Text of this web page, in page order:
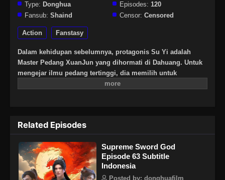
Type: Donghua Episodes: 120
Fansub: Shaind Censor: Censored
Action Fanstasy
Dalam kehidupan sebelumnya, protagonis Su Yi adalah
Master Pedang XuanJun yang dihormati di Dahuang. Untuk
mengejar ilmu pedang tertinggi, dia memilih untuk
bereinkarnasi dan berlatih kembali. Setelah reinkarnasi,
Pedang Qinghe untuk berlatih. Tidak pernah berpikir bahwa
tiga tahun kemudian, ketika Su Yi akan menjadi murid inti
Rumah Pedang Qinghe, dia tiba-tiba kehilangan tingkat
kultivasinya dalam semalam dan menjadi orang lumpuh,
sehingga menjadi murid yang ditinggalkan dari Rumah
Pedang Qinghe. Su Yi yang jatuh terpuruk, terpaksa
Related Episodes
Supreme Sword God
Episode 63 Subtitle
Indonesia
Posted by: donghuafilm